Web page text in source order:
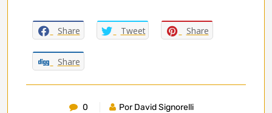
Share Tweet Share
Share
0
Por David Signorelli